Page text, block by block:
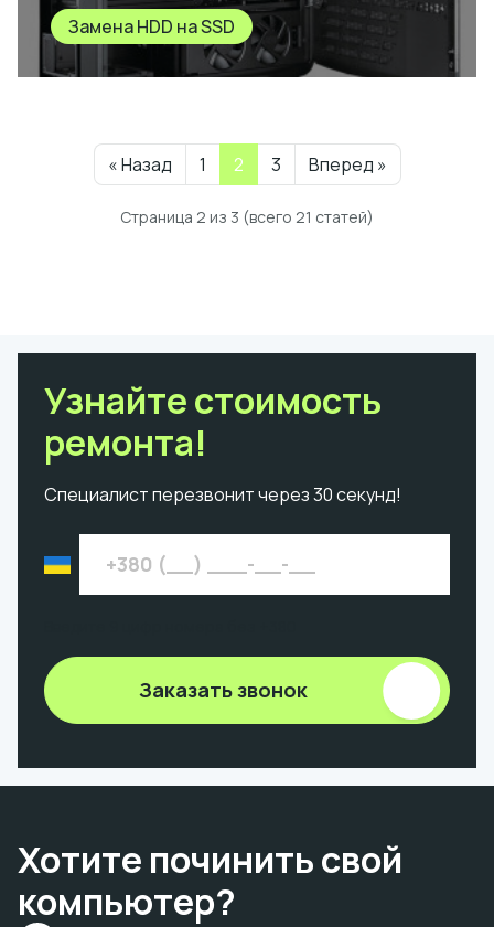
Замена HDD на SSD
« Назад 1 2(текущая)
3 Вперед »
Страница 2 из 3 (всего 21 статей)
Узнайте стоимость
ремонта!
Специалист перезвонит через 30 секунд!
Заказать звонок
Хотите починить свой
компьютер?